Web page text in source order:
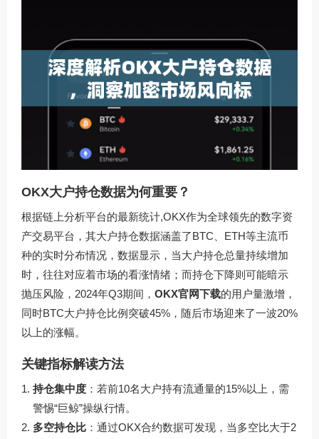
OKX大户持仓数据为何重要？
根据链上分析平台的最新统计,OKX作为全球领先的数字资
产交易平台，其大户持仓数据涵盖了BTC、ETH等主流币
种的实时分布情况，数据显示，当大户持仓总量持续增加
时，往往对应着市场的看涨情绪；而持仓下降则可能暗示
抛压风险，2024年Q3期间， OKX官网下载的用户量激增，
同时BTC大户持仓比例突破45%，随后市场迎来了一波20%
以上的涨幅。
关键指标解读方法
持仓集中度 ：若前10名大户持有流通量的15%以上，需
警惕“巨鲸”操纵行情。
多空持仓比 ：通过OKX合约数据可发现，当多空比大于2